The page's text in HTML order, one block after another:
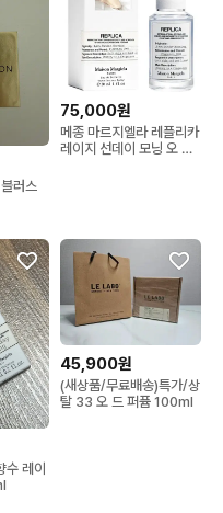
러스
75,000원
메종 마르지엘라 레플리카
레이지 선데이 모닝 오 드
수 레이
45,900원
(새상품/무료배송)특가/상
탈 33 오 드 퍼퓸 100ml